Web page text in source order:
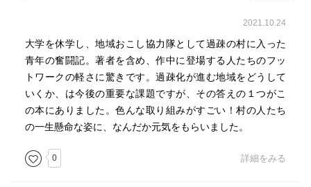
2021.10.24
大学を休学し、地域おこし協力隊として過疎の村に入った
青年の奮闘記。著者を含め、作中に登場する人たちのフッ
トワークの軽さに驚きです。過疎化が進む地域をどうして
いくか、は今後の重要な課題ですが、その答えの１つがこ
の本にありました。色んな取り組みがすごい！村の人たち
の一生懸命な姿に、なんだか元気をもらいました。
0 詳細をみる